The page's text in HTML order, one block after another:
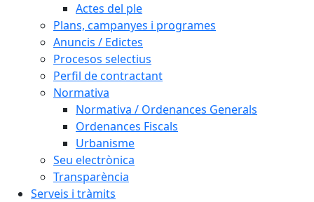
Actes del ple
Plans, campanyes i programes
Anuncis / Edictes
Procesos selectius
Perfil de contractant
Normativa
Normativa / Ordenances Generals
Ordenances Fiscals
Urbanisme
Seu electrònica
Transparència
Serveis i tràmits